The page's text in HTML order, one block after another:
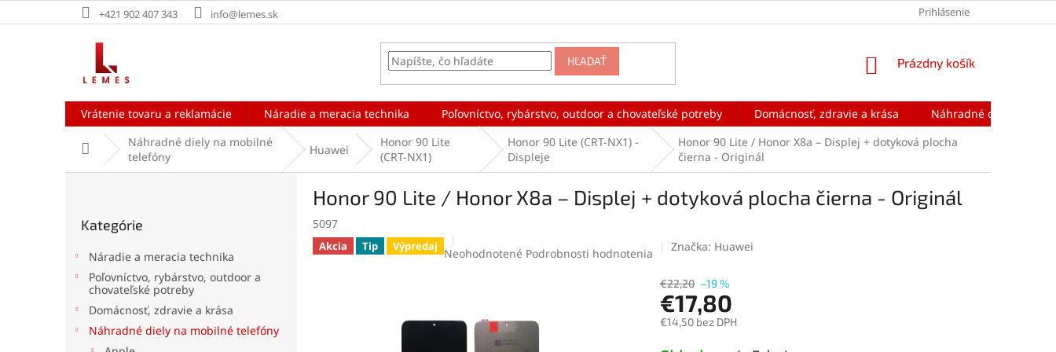
na
+421 902 407 343 info@lemes.sk Prihlásenie
HĽADAŤ
NÁKUPNÝ
Prázdny košík
Vrátenie tovaru a reklamácie Náradie a meracia technika Poľovníctvo, rybárstvo, outdoor a chovateľské potreby Domácnosť, zdravie a krása Náhradné diely na
DomovNáhradné diely na mobilné
telefóny
Huawei
Honor 90 Lite
(CRT-NX1)
Honor 90 Lite (CRT-NX1) -
Displeje
Honor 90 Lite / Honor X8a – Displej + dotyková plocha
čierna - Originál
kategórie
Kategórie
Náradie a meracia technika
Poľovníctvo, rybárstvo, outdoor a
chovateľské potreby
Domácnosť, zdravie a krása
Náhradné diely na mobilné telefóny
Honor 90 Lite / Honor X8a – Displej + dotyková plocha čierna - Originál
5097
Akcia Tip Výpredaj Priemerné
Neohodnotené Podrobnosti hodnotenia Značka: Huawei
€22,20 –19 %
€17,80
€14,50 bez DPH